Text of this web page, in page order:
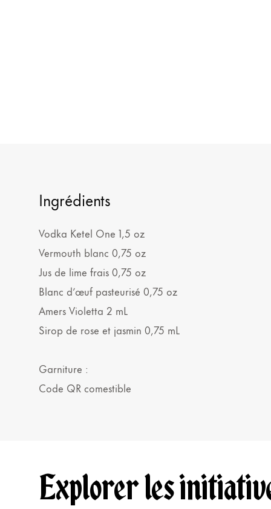
Ingrédients
Vodka Ketel One 1,5 oz
Vermouth blanc 0,75 oz
Jus de lime frais 0,75 oz
Blanc d’œuf pasteurisé 0,75 oz
Amers Violetta 2 mL
Sirop de rose et jasmin 0,75 mL
Garniture :
Code QR comestible
Explorer les